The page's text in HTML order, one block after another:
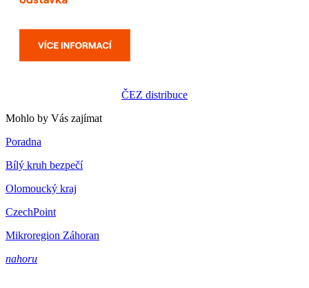
ČEZ distribuce
Mohlo by Vás zajímat
Poradna
Bílý kruh bezpečí
Olomoucký kraj
CzechPoint
Mikroregion Záhoran
nahoru